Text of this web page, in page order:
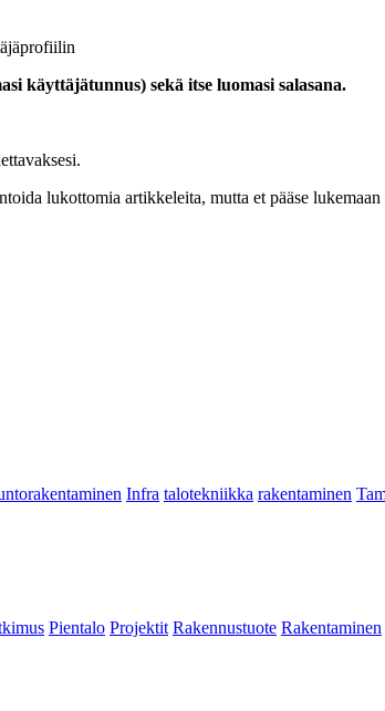
käyttäjätunnus) sekä itse luomasi salasana.
lukottomia artikkeleita, mutta et pääse
Infra talotekniikka rakentaminen
Pientalo Projektit Rakennustuote Rakentaminen